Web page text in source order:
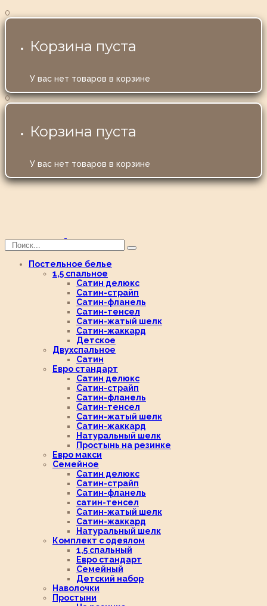
0
Корзина пуста
У вас нет товаров в корзине
0
Корзина пуста
У вас нет товаров в корзине
Постельное белье
1,5 спальное
Сатин делюкс
Сатин-страйп
Сатин-фланель
Сатин-тенсел
Сатин-жатый шелк
Сатин-жаккард
Детское
Двухспальное
Сатин
Евро стандарт
Сатин делюкс
Сатин-страйп
Сатин-фланель
Сатин-тенсел
Сатин-жатый шелк
Сатин-жаккард
Натуральный шелк
Простынь на резинке
Евро макси
Семейное
Сатин делюкс
Сатин-страйп
Сатин-фланель
сатин-тенсел
Сатин-жатый шелк
Сатин-жаккард
Натуральный шелк
Комплект с одеялом
1,5 спальный
Евро стандарт
Семейный
Детский набор
Наволочки
Простыни